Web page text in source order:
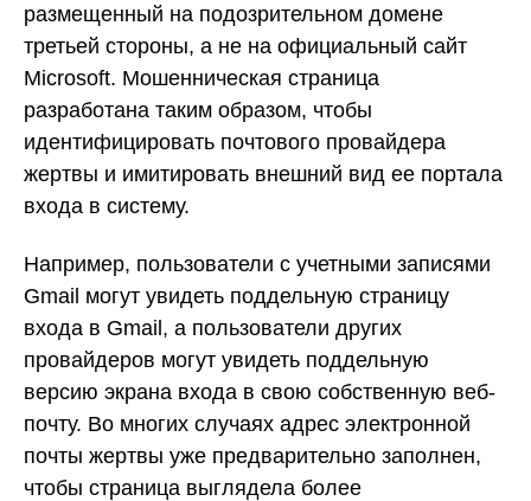
размещенный на подозрительном домене
третьей стороны, а не на официальный сайт
Microsoft. Мошенническая страница
разработана таким образом, чтобы
идентифицировать почтового провайдера
жертвы и имитировать внешний вид ее портала
входа в систему.
Например, пользователи с учетными записями
Gmail могут увидеть поддельную страницу
входа в Gmail, а пользователи других
провайдеров могут увидеть поддельную
версию экрана входа в свою собственную веб-
почту. Во многих случаях адрес электронной
почты жертвы уже предварительно заполнен,
чтобы страница выглядела более